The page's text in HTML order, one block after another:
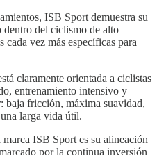
ISB Sport demuestra su
del ciclismo de alto
vez más específicas para
claramente orientada a ciclistas
entrenamiento intensivo y
baja fricción, máxima suavidad,
larga vida útil.
marca ISB Sport es su alineación
por la continua inversión